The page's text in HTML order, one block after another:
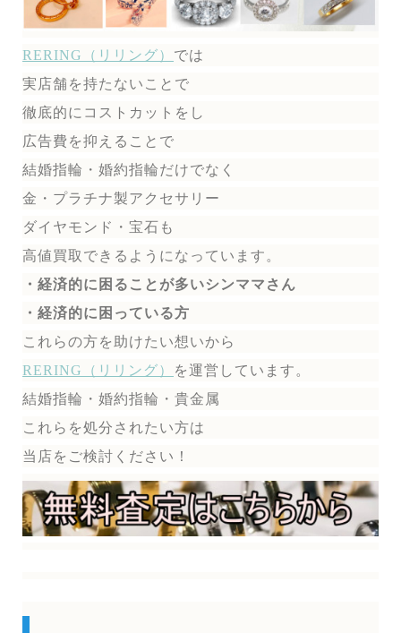
RERING（リリング） では
実店舗を持たないことで
徹底的にコストカットをし
広告費を抑えることで
結婚指輪・婚約指輪だけでなく
金・プラチナ製アクセサリー
ダイヤモンド・宝石も
高値買取できるようになっています。
・経済的に困ることが多いシンママさん
・経済的に困っている方
これらの方を助けたい想いから
RERING（リリング）
を運営しています。
結婚指輪・婚約指輪・貴金属
これらを処分されたい方は
当店をご検討ください！